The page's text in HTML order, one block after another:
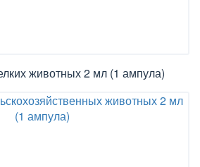
животных 2 мл (1 ампула)